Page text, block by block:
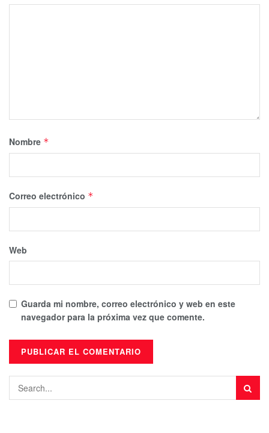
Nombre *
Correo electrónico *
Web
Guarda mi nombre, correo electrónico y web en este
navegador para la próxima vez que comente.